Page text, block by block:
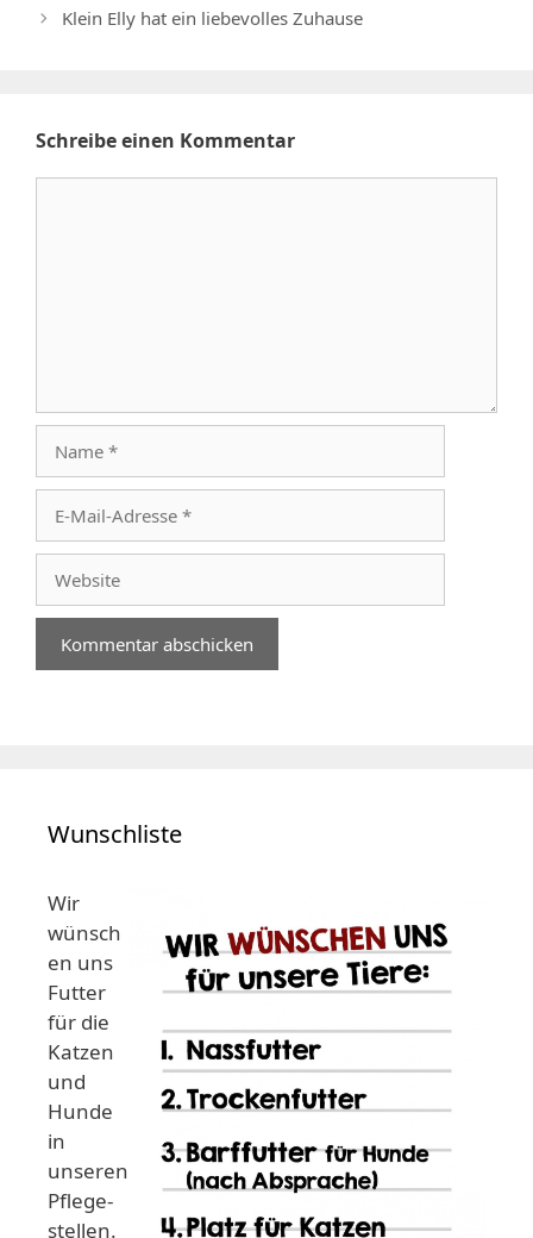
Klein Elly hat ein liebevolles Zuhause
Schreibe einen Kommentar
Mail-
Adresse
Wunschliste
Wir
wünsch
en uns
Futter
für die
Katzen
und
Hunde
in
unseren
Pflege-
stellen.